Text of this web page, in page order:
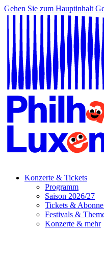
Gehen Sie zum Hauptinhalt
Konzerte & Tickets
Programm
Saison 2026/27
Tickets &
Festivals &
Konzerte & mehr